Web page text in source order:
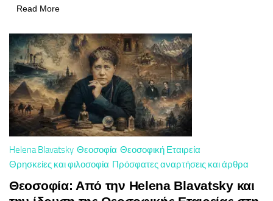
Read More
Helena Blavatsky Θεοσοφία Θεοσοφική Εταιρεία
Θρησκείες και φιλοσοφία Πρόσφατες αναρτήσεις και άρθρα
Θεοσοφία: Από την Helena Blavatsky και